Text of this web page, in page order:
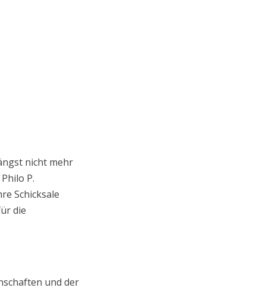
nicht mehr
P.
Schicksale
die
und der